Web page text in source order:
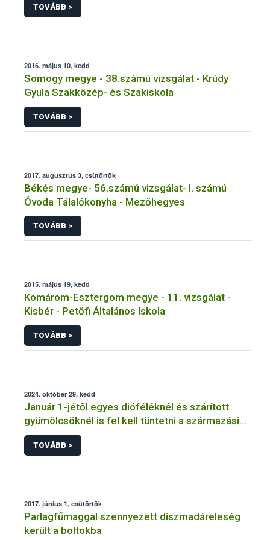
TOVÁBB >
2016. május 10, kedd
Somogy megye - 38.számú vizsgálat - Krúdy
Gyula Szakközép- és Szakiskola
TOVÁBB >
2017. augusztus 3, csütörtök
Békés megye- 56.számú vizsgálat- I. számú
Óvoda Tálalókonyha - Mezőhegyes
TOVÁBB >
2015. május 19, kedd
Komárom-Esztergom megye - 11. vizsgálat -
Kisbér - Petőfi Általános Iskola
TOVÁBB >
2024. október 29, kedd
Január 1-jétől egyes dióféléknél és szárított
gyümölcsöknél is fel kell tüntetni a származási
országot
TOVÁBB >
2017. június 1, csütörtök
Parlagfűmaggal szennyezett díszmadáreleség
került a boltokba